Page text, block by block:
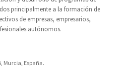
principalmente a la formación de
de empresas, empresarios,
autónomos.
Murcia, España.